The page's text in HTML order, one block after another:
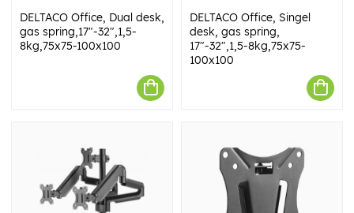
DELTACO Office, Dual desk,
gas spring,17"-32",1,5-
8kg,75x75-100x100
DELTACO Office, Singel
desk, gas spring,
17"-32",1,5-8kg,75x75-
100x100